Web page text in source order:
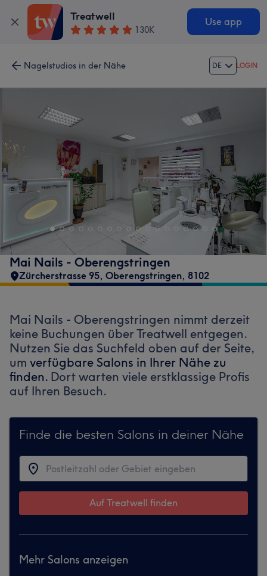
Treatwell
130K
Use app
Nagelstudios in der Nähe DE LOGIN
Mai Nails - Oberengstringen
Zürcherstrasse 95, Oberengstringen, 8102
Mai Nails - Oberengstringen nimmt derzeit
keine Buchungen über Treatwell entgegen.
Nutzen Sie das Suchfeld oben auf der Seite,
um verfügbare Salons in Ihrer Nähe zu
finden. Dort warten viele erstklassige Profis
auf Ihren Besuch.
Finde die besten Salons in deiner Nähe
Auf Treatwell finden
Mehr Salons anzeigen